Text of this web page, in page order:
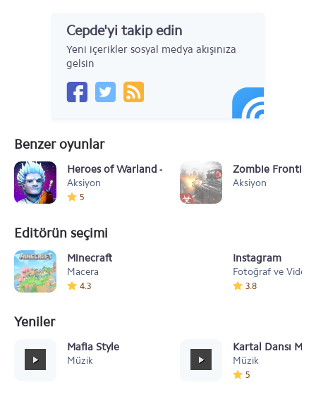
Cepde'yi takip edin
Yeni içerikler sosyal medya akışınıza
gelsin
Benzer oyunlar
Heroes of Warland - PvP Savaş Arenası
Aksiyon
5
Zombie Frontier
Aksiyon
Editörün seçimi
Minecraft
Macera
4.3
Instagram
Fotoğraf ve Video
3.8
Yeniler
Mafia Style
Müzik
Kartal Dansı
Müzik
5